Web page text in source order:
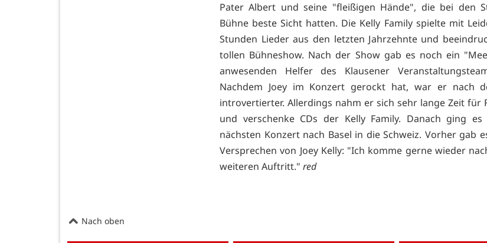
Pater Albert und seine "fleißigen Hände", die bei den
Bühne beste Sicht hatten. Die Kelly Family spielte mit
Stunden Lieder aus den letzten Jahrzehnte und
tollen Bühneshow. Nach der Show gab es noch ein
anwesenden Helfer des Klausener
Nachdem Joey im Konzert gerockt hat, war er nach
introvertierter. Allerdings nahm er sich sehr lange Zeit für
und verschenke CDs der Kelly Family. Danach ging
nächsten Konzert nach Basel in die Schweiz. Vorher gab
Versprechen von Joey Kelly: "Ich komme gerne wieder
weiteren Auftritt." red
Nach oben